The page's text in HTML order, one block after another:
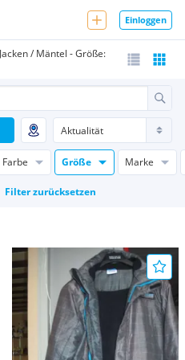
Einloggen
/ Mäntel - Größe:
Farbe Größe Marke
Filter zurücksetzen